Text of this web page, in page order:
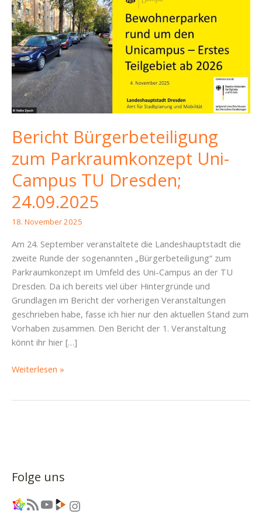
Bericht Bürgerbeteiligung
zum Parkraumkonzept Uni-
Campus TU Dresden;
24.09.2025
18. November 2025
Am 24. September veranstaltete die Landeshauptstadt die
zweite Runde der sogenannten „Bürgerbeteiligung“ zum
Parkraumkonzept im Umfeld des Uni-Campus an der TU
Dresden. Da ich bereits viel über Hintergründe und
Grundlagen im Bericht der vorherigen Veranstaltungen
geschrieben habe, fasse ich hier nur den aktuellen Stand zum
Vorhaben zusammen. Den Bericht der 1. Veranstaltung
könnt ihr hier […]
Bericht
24.09.2025
Weiterlesen »
Folge uns
Link RSS-Feed YouTube Link Instagram